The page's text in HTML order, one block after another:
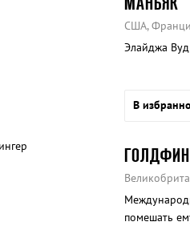
США,
Элайджа
В
помешать